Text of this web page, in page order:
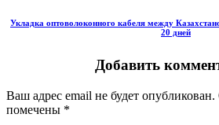
Укладка оптоволоконного кабеля между
20 дней
Добавить
Ваш адрес email не будет опубликован.
помечены *